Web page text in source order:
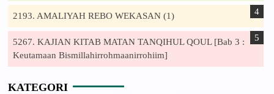
2193. AMALIYAH REBO WEKASAN (1)
5267. KAJIAN KITAB MATAN TANQIHUL QOUL [Bab 3 :
Keutamaan Bismillahirrohmaanirrohiim]
KATEGORI